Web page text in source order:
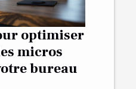
optimiser
micros
bureau